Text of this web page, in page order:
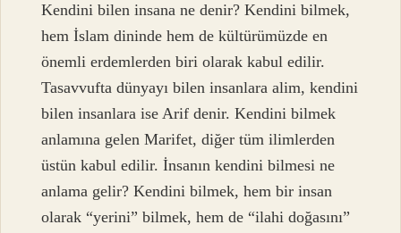
Kendini bilen insana ne denir? Kendini bilmek,
hem İslam dininde hem de kültürümüzde en
önemli erdemlerden biri olarak kabul edilir.
Tasavvufta dünyayı bilen insanlara alim, kendini
bilen insanlara ise Arif denir. Kendini bilmek
anlamına gelen Marifet, diğer tüm ilimlerden
üstün kabul edilir. İnsanın kendini bilmesi ne
anlama gelir? Kendini bilmek, hem bir insan
olarak “yerini” bilmek, hem de “ilahi doğasını”